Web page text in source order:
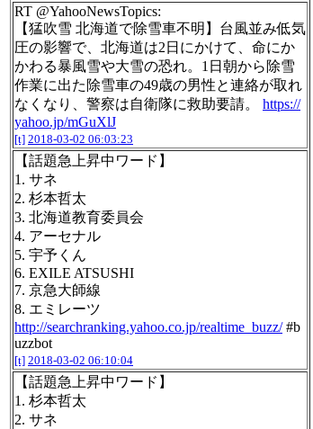
RT @YahooNewsTopics:
【猛吹雪 北海道で除雪車不明】台風並み低気
圧の影響で、北海道は2日にかけて、命にか
かわる暴風雪や大雪の恐れ。1日朝から除雪
作業に出た除雪車の49歳の男性と連絡が取れ
なくなり、警察は自衛隊に救助要請。 https://
yahoo.jp/mGuXlJ
[t] 2018-03-02 06:03:23
【話題急上昇中ワード】
1. サネ
2. 杉本哲太
3. 北海道教育委員会
4. アーセナル
5. 宇予くん
6. EXILE ATSUSHI
7. 京急大師線
8. エミレーツ
http://searchranking.yahoo.co.jp/realtime_buzz/#b
uzzbot
[t] 2018-03-02 06:10:04
【話題急上昇中ワード】
1. 杉本哲太
2. サネ